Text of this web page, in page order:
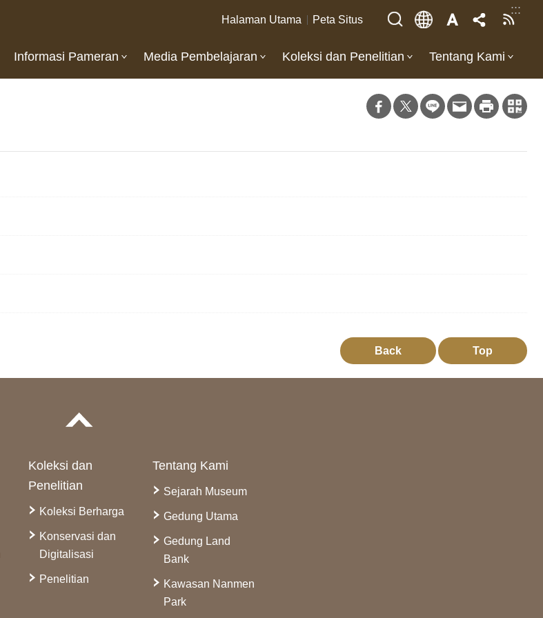
:::
Halaman Utama Peta Situs
Informasi Pameran Media Pembelajaran Koleksi dan Penelitian Tentang Kami
Back Top
Koleksi dan
Penelitian
Koleksi Berharga
Konservasi dan
Digitalisasi
Penelitian
Tentang Kami
Sejarah Museum
Gedung Utama
Gedung Land
Bank
Kawasan Nanmen
Park